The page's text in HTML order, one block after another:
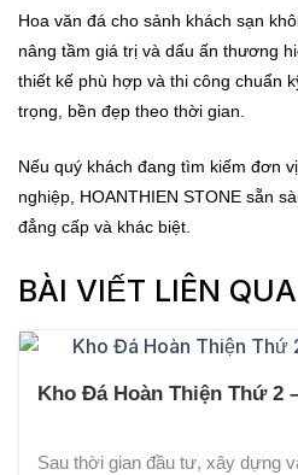
Hoa văn đá cho sảnh khách sạn
nâng tầm giá trị và dấu ấn thương
thiết kế phù hợp và thi công chuẩn
trọng, bền đẹp theo thời gian.
Nếu quý khách đang tìm kiếm đơn
nghiệp, HOANTHIEN STONE sẵn
đẳng cấp và khác biệt.
BÀI VIẾT LIÊN
Kho Đá Hoàn Thiện Thứ 2
Sau thời gian đầu tư, xây dựng